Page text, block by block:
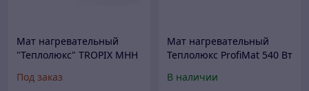
Мат нагревательный
"Теплолюкс" TROPIX МНН
Под заказ
Мат нагревательный
Теплолюкс ProfiMat 540 Вт
Россия
В наличии